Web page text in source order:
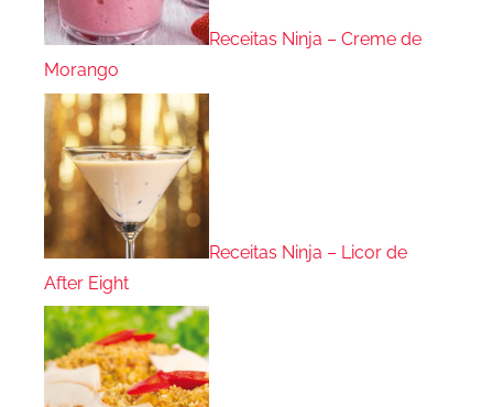
Receitas Ninja – Creme de
Morango
Receitas Ninja – Licor de
After Eight